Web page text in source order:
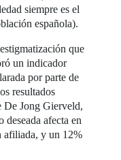
siempre es el
española).
que
un indicador
por parte de
resultados
De Jong Gierveld,
deseada afecta en
afiliada, y un 12%